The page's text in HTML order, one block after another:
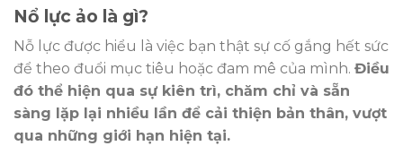
Nổ lực ảo là gì?
Nỗ lực được hiểu là việc bạn thật sự cố gắng hết sức
để theo đuổi mục tiêu hoặc đam mê của mình. Điều
đó thể hiện qua sự kiên trì, chăm chỉ và sẵn
sàng lặp lại nhiều lần để cải thiện bản thân, vượt
qua những giới hạn hiện tại.